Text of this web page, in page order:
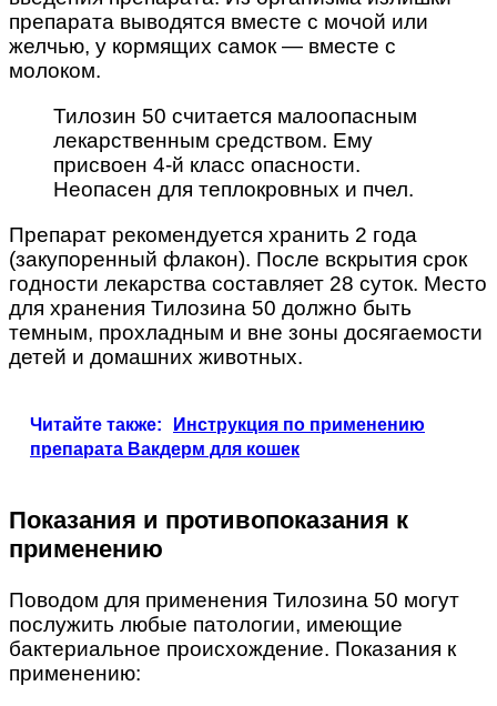
препарата выводятся вместе с мочой или
желчью, у кормящих самок — вместе с
молоком.
Тилозин 50 считается малоопасным
лекарственным средством. Ему
присвоен 4-й класс опасности.
Неопасен для теплокровных и пчел.
Препарат рекомендуется хранить 2 года
(закупоренный флакон). После вскрытия срок
годности лекарства составляет 28 суток. Место
для хранения Тилозина 50 должно быть
темным, прохладным и вне зоны досягаемости
детей и домашних животных.
Читайте также:
Инструкция по применению
препарата Вакдерм для кошек
Показания и противопоказания к
применению
Поводом для применения Тилозина 50 могут
послужить любые патологии, имеющие
бактериальное происхождение. Показания к
применению: